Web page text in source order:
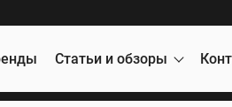
Статьи и обзоры